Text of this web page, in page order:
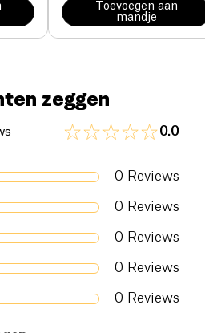
Toevoegen aan
mandje
zeggen
0.0
0 Reviews
0 Reviews
0 Reviews
0 Reviews
0 Reviews